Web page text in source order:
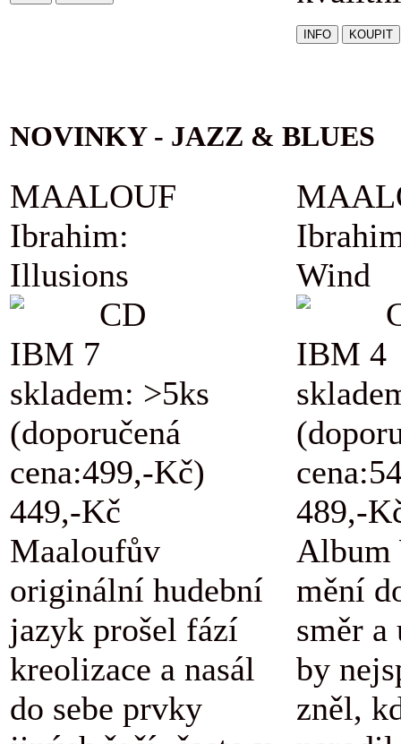
NOVINKY - JAZZ & BLUES
MAALOUF
Ibrahim:
Illusions
CD
IBM 7
skladem: >5ks
(doporučená
cena:499,-Kč)
449,-Kč
Maaloufův
originální hudební
jazyk prošel fází
kreolizace a nasál
do sebe prvky
Wind
IBM 4
489,-
Album
mění
směr a
by
zněl,